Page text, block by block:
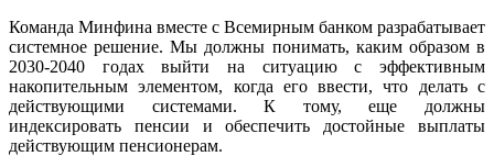
Команда Минфина вместе с Всемирным банком разрабатывает
системное решение. Мы должны понимать, каким образом в
2030-2040 годах выйти на ситуацию с эффективным
накопительным элементом, когда его ввести, что делать с
действующими системами. К тому, еще должны
индексировать пенсии и обеспечить достойные выплаты
действующим пенсионерам.